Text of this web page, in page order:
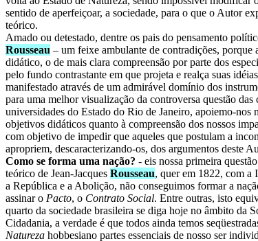
sentido de aperfeiçoar, a sociedade, para o que o Autor
teórico.
Amado ou detestado, dentre os pais do pensamento
Rousseau – um feixe ambulante de contradições, porque
didático, o de mais clara compreensão por parte dos
pelo fundo contrastante em que projeta e realça suas
manifestado através de um admirável domínio dos
para uma melhor visualização da controversa questão das
universidades do Estado do Rio de Janeiro, apoiemo-nos
objetivos didáticos quanto à compreensão dos nossos
com objetivo de impedir que aqueles que postulam a
apropriem, descaracterizando-os, dos argumentos deste
Como se forma uma nação? - eis nossa primeira
teórico de Jean-Jacques Rousseau, quer em 1822, com a
a República e a Abolição, não conseguimos formar a
assinar o Pacto, o Contrato Social. Entre outras, isto
quarto da sociedade brasileira se diga hoje no âmbito da
Cidadania, a verdade é que todos ainda temos
Natureza hobbesiano partes essenciais de nosso ser